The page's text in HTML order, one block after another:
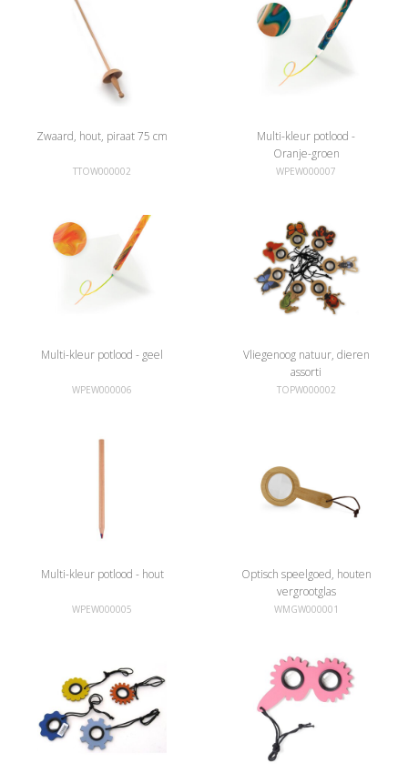
Zwaard, hout, piraat 75 cm
TTOW000002
Multi-kleur potlood -
Oranje-groen
WPEW000007
Multi-kleur potlood - geel
WPEW000006
Vliegenoog natuur, dieren
assorti
TOPW000002
Multi-kleur potlood - hout
WPEW000005
Optisch speelgoed, houten
vergrootglas
WMGW000001